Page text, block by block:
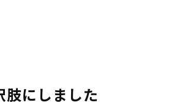
にしました